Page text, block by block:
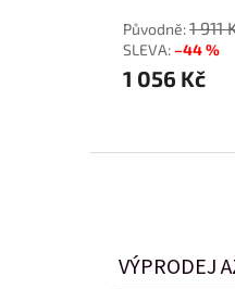
1 911
–44 %
1 056 Kč
VÝPRODEJ